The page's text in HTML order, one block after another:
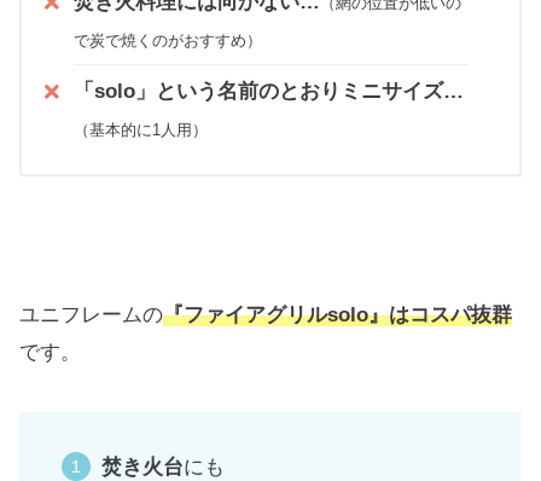
で炭で焼くのがおすすめ）
「solo」という名前のとおりミニサイズ…
（基本的に1人用）
ユニフレームの『ファイアグリルsolo』はコスパ抜群
です。
焚き火台にも